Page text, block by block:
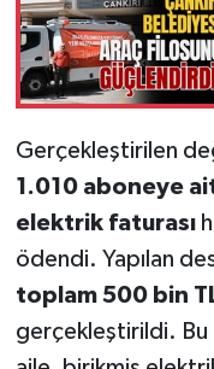
Gerçekleştirilen
1.010 aboneye
elektrik faturası
ödendi. Yapılan
toplam 500 bin
gerçekleştirildi. Bu